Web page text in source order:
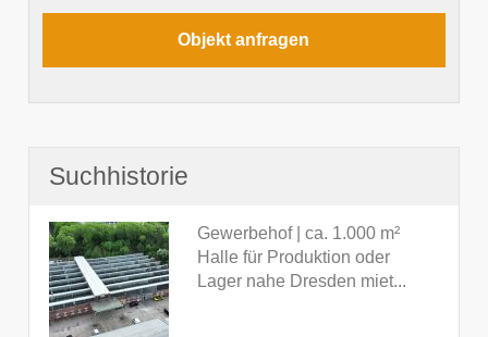
Suchhistorie
Gewerbehof | ca. 1.000 m²
Halle für Produktion oder
Lager nahe Dresden miet...